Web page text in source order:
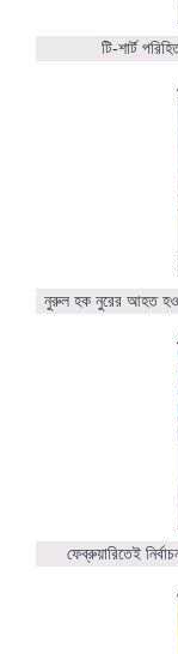
টি-শার্ট
নুরুল হক নুরের আহত
ফেব্রুয়ারিতেই